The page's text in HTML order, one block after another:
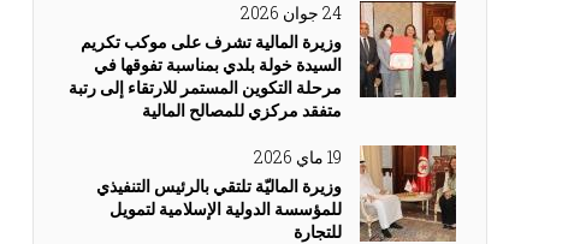
24 جوان 2026
وزيرة المالية تشرف على موكب تكريم
السيدة خولة بلدي بمناسبة تفوقها في
مرحلة التكوين المستمر للارتقاء إلى رتبة
متفقد مركزي للمصالح المالية
19 ماي 2026
وزيرة الماليّة تلتقي بالرئيس التنفيذي
للمؤسسة الدولية الإسلامية لتمويل
للتجارة